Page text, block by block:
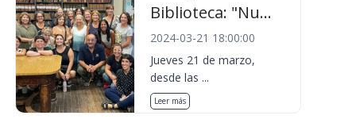
Biblioteca: "Nu...
2024-03-21 18:00:00
Jueves 21 de marzo,
desde las ...
Leer más